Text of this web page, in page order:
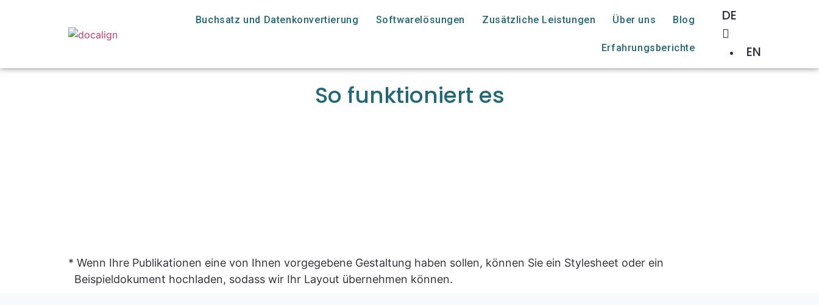
Buchsatz und Datenkonvertierung Softwarelösungen Zusätzliche Leistungen Über uns Blog
Erfahrungsberichte
DE
EN
So funktioniert es
* Wenn Ihre Publikationen eine von Ihnen vorgegebene Gestaltung haben sollen, können Sie ein Stylesheet oder ein
Beispieldokument hochladen, sodass wir Ihr Layout übernehmen können.